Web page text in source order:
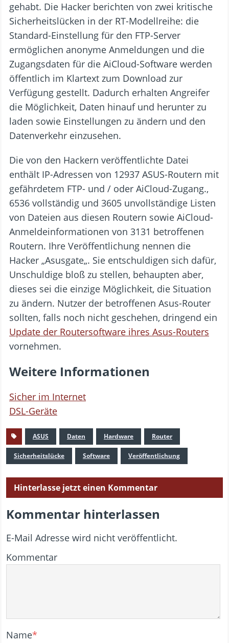
gehabt. Die Hacker berichten von zwei kritische
Sicherheitslücken in der RT-Modellreihe: die
Standard-Einstellung für den FTP-Server
ermöglichen anonyme Anmeldungen und die
Zugangsdaten für die AiCloud-Software werden
öffentlich im Klartext zum Download zur
Verfügung gestellt. Dadurch erhalten Angreifer
die Möglichkeit, Daten hinauf und herunter zu
laden sowie Einstellungen zu ändern und den
Datenverkehr einzusehen.
Die von den Hackern veröffentlichte Datei
enthält IP-Adressen von 12937 ASUS-Routern mit
gefährdetem FTP- und / oder AiCloud-Zugang.,
6536 vollständig und 3605 unvollständige Listen
von Dateien aus diesen Routern sowie AiCloud-
Anmeldeinformationen von 3131 betroffenen
Routern. Ihre Veröffentlichung nennen die
Hacker „Asusgate„. Sie entschuldigen sich dafür,
Unschuldige bloß zu stellen, behaupten aber,
dieses sei die einzige Möglichkeit, die Situation
zu ändern. Nutzer der betroffenen Asus-Router
sollten, falls noch nicht geschehen, dringend ein
Update der Routersoftware ihres Asus-Routers
vornehmen.
Weitere Informationen
Sicher im Internet
DSL-Geräte
ASUS Daten Hardware Router
Sicherheitslücke Software Veröffentlichung
Hinterlasse jetzt einen Kommentar
Kommentar hinterlassen
E-Mail Adresse wird nicht veröffentlicht.
Kommentar
Name*